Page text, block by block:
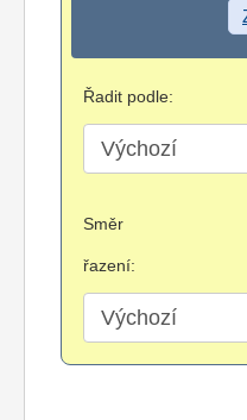
Řadit podle:
Směr
řazení: